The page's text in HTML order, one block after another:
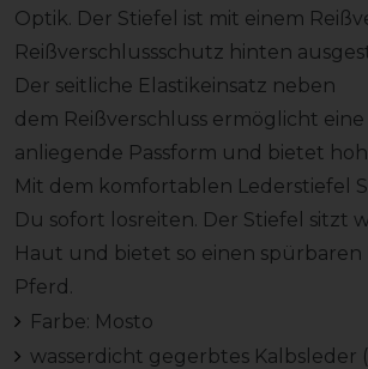
Optik. Der Stiefel ist mit einem
Reißverschlussschutz hinten
Der seitliche Elastikeinsatz neben
dem Reißverschluss ermöglicht
anliegende Passform und bietet
Mit dem komfortablen Lederstiefel
Du sofort losreiten. Der Stiefel sitzt
Haut und bietet so einen
Pferd.
Farbe: Mosto
wasserdicht gegerbtes Kalbsleder